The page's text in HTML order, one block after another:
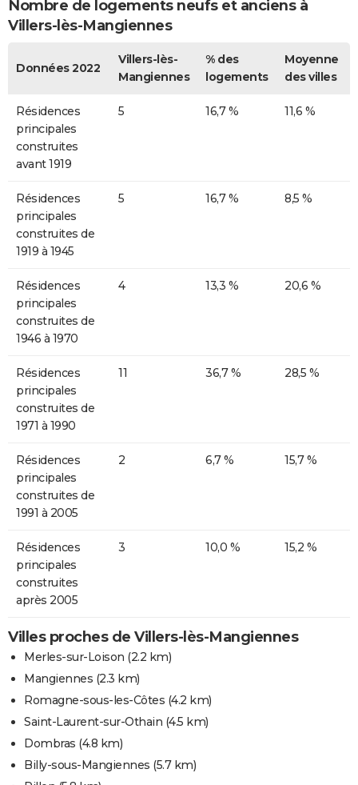
Nombre de logements neufs et anciens à
Villers-lès-Mangiennes
Données 2022
Villers-lès-
Mangiennes
% des
logements
Moyenne
des villes
Résidences
principales
construites
avant 1919
5 16,7 % 11,6 %
Résidences
principales
construites de
1919 à 1945
5 16,7 % 8,5 %
Résidences
principales
construites de
1946 à 1970
4 13,3 % 20,6 %
Résidences
principales
construites de
1971 à 1990
11 36,7 % 28,5 %
Résidences
principales
construites de
1991 à 2005
2 6,7 % 15,7 %
Résidences
principales
construites
après 2005
3 10,0 % 15,2 %
Villes proches de Villers-lès-Mangiennes
Merles-sur-Loison (2.2 km)
Mangiennes (2.3 km)
Romagne-sous-les-Côtes (4.2 km)
Saint-Laurent-sur-Othain (4.5 km)
Dombras (4.8 km)
Billy-sous-Mangiennes (5.7 km)